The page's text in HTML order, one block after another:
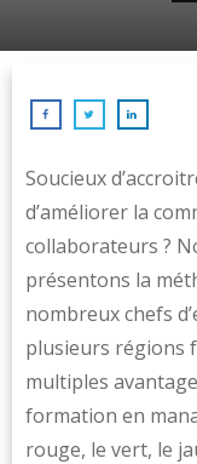
Soucieux
d’améliorer la
collaborateurs ?
présentons la
nombreux chefs
plusieurs régions
multiples
formation en
rouge, le vert, le